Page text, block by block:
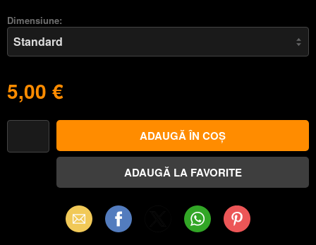
Dimensiune:
5,00 €
Email Facebook WhatsAppPinterest